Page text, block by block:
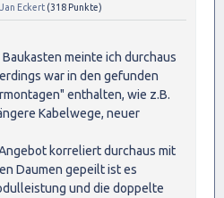
Jan Eckert (318 Punkte)
meinte ich durchaus
war in den gefunden
enthalten, wie z.B.
Kabelwege, neuer
korreliert durchaus mit
Daumen gepeilt ist es
und die doppelte